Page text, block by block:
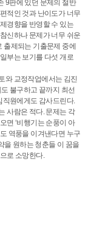
9판에 있던 문제의 절반
적인 것과 난이도가 너무
경향을 반영할 수 있는
신하나 문제가 너무 쉬운
출제되는 기출문제 중에
부는 보기를 다섯 개로
와 교정작업에서는 김진
불구하고 끝까지 최선
직원에게도 감사드린다.
사람은 적다. 문제는 각
면 ‘비행기는 순풍이 아
역풍을 이겨낸다면 누구
을 원하는 청춘들 이 꿈을
로 소망한다.